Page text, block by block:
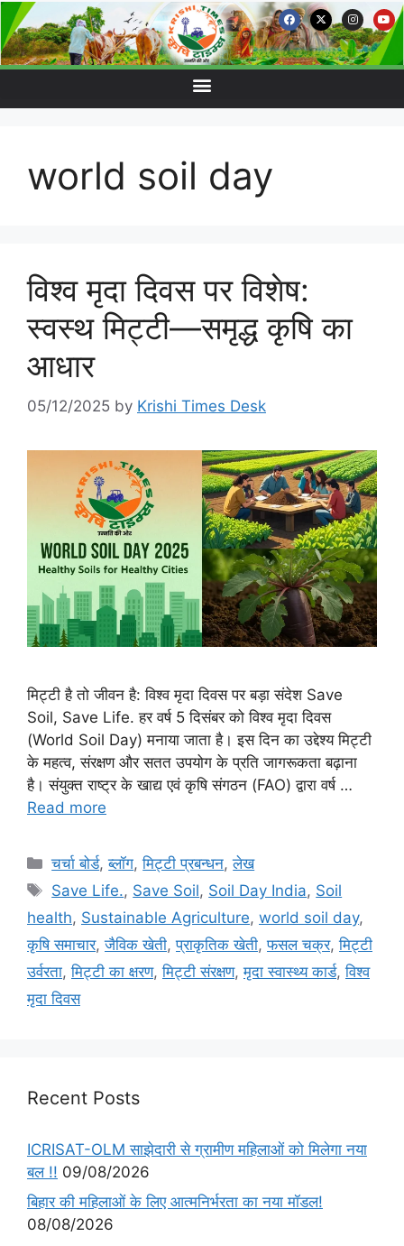
world soil day
विश्व मृदा दिवस पर विशेष:
स्वस्थ मिट्टी—समृद्ध कृषि का
आधार
05/12/2025 by Krishi Times Desk
मिट्टी है तो जीवन है: विश्व मृदा दिवस पर बड़ा संदेश Save
Soil, Save Life. हर वर्ष 5 दिसंबर को विश्व मृदा दिवस
(World Soil Day) मनाया जाता है। इस दिन का उद्देश्य मिट्टी
के महत्व, संरक्षण और सतत उपयोग के प्रति जागरूकता बढ़ाना
है। संयुक्त राष्ट्र के खाद्य एवं कृषि संगठन (FAO) द्वारा वर्ष …
Read more
चर्चा बोर्ड,ब्लॉग,मि‌ट्टी प्रबन्धन,लेख
Save Life., Save Soil, Soil Day India, Soil
health, Sustainable Agriculture, world soil day,
कृषि समाचार,जैविक खेती,प्राकृतिक खेती,फसल चक्र,मिट्टी
उर्वरता,मिट्टी का क्षरण,मिट्टी संरक्षण,मृदा स्वास्थ्य कार्ड,विश्व
मृदा दिवस
Recent Posts
ICRISAT-OLM साझेदारी से ग्रामीण महिलाओं को मिलेगा नया
बल !! 09/08/2026
बिहार की महिलाओं के लिए आत्मनिर्भरता का नया मॉडल!
08/08/2026